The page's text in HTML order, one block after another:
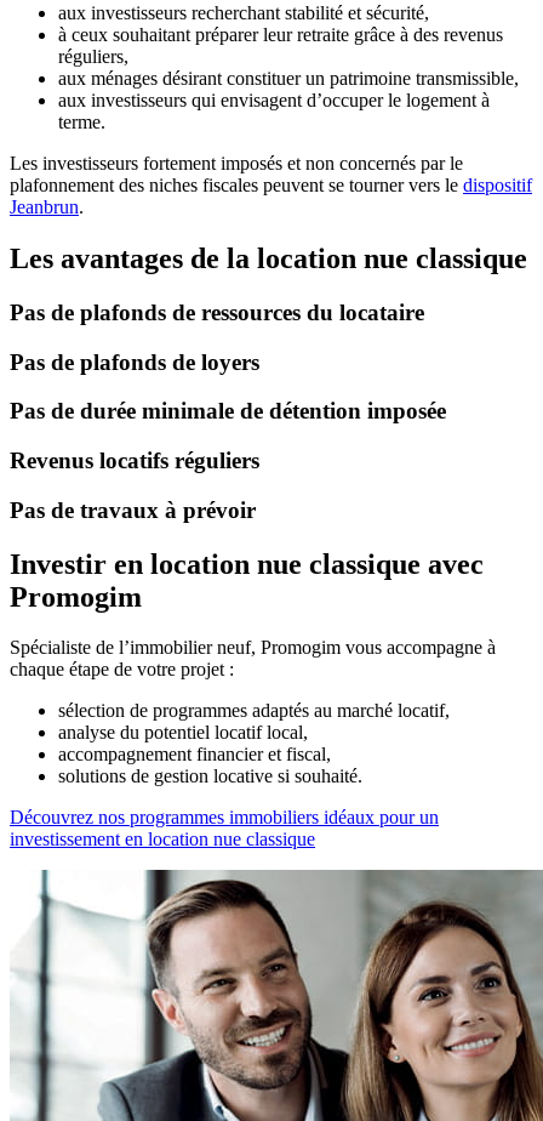
aux investisseurs recherchant stabilité et sécurité,
à ceux souhaitant préparer leur retraite grâce à des revenus
réguliers,
aux ménages désirant constituer un patrimoine transmissible,
aux investisseurs qui envisagent d’occuper le logement à
terme.
Les investisseurs fortement imposés et non concernés par le
plafonnement des niches fiscales peuvent se tourner vers le dispositif
Jeanbrun.
Les avantages de la location nue classique
Pas de plafonds de ressources du locataire
Pas de plafonds de loyers
Pas de durée minimale de détention imposée
Revenus locatifs réguliers
Pas de travaux à prévoir
Investir en location nue classique avec
Promogim
Spécialiste de l’immobilier neuf, Promogim vous accompagne à
chaque étape de votre projet :
sélection de programmes adaptés au marché locatif,
analyse du potentiel locatif local,
accompagnement financier et fiscal,
solutions de gestion locative si souhaité.
Découvrez nos programmes immobiliers idéaux pour un
investissement en location nue classique